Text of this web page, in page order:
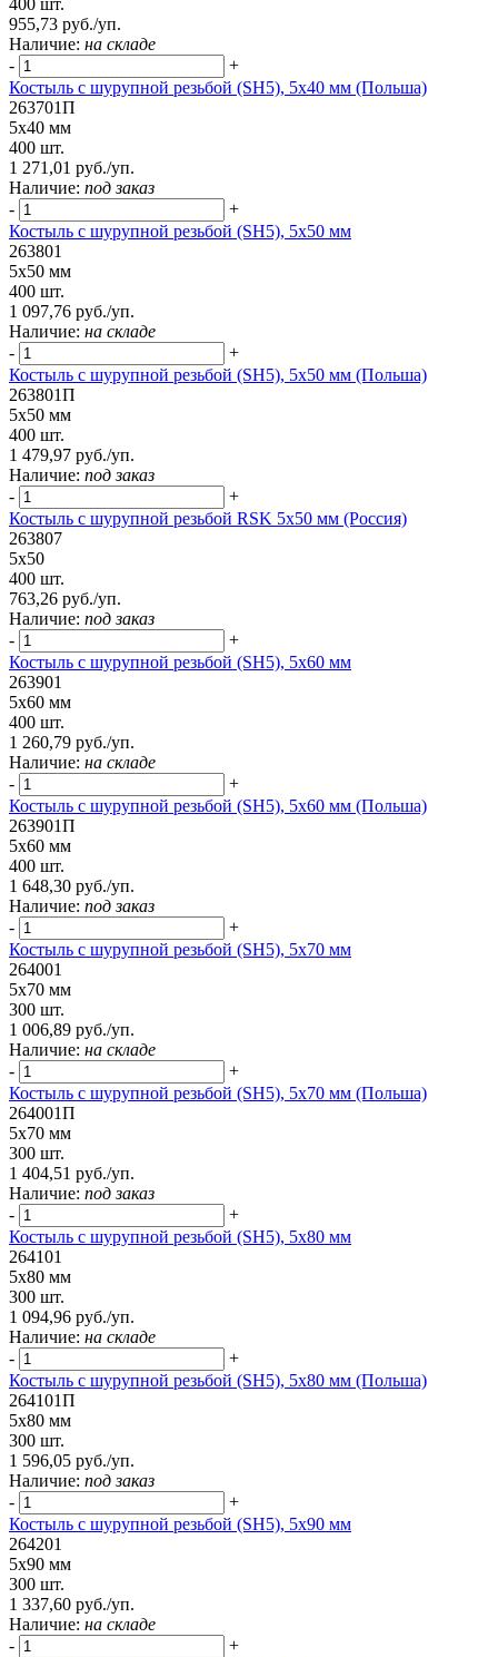
400 шт.
955,73 руб./уп.
Наличие: на складе
-
+
Костыль с шурупной резьбой (SH5), 5х40 мм (Польша)
263701П
5х40 мм
400 шт.
1 271,01 руб./уп.
Наличие: под заказ
-
+
Костыль с шурупной резьбой (SH5), 5х50 мм
263801
5х50 мм
400 шт.
1 097,76 руб./уп.
Наличие: на складе
-
+
Костыль с шурупной резьбой (SH5), 5х50 мм (Польша)
263801П
5х50 мм
400 шт.
1 479,97 руб./уп.
Наличие: под заказ
-
+
Костыль с шурупной резьбой RSK 5х50 мм (Россия)
263807
5х50
400 шт.
763,26 руб./уп.
Наличие: под заказ
-
+
Костыль с шурупной резьбой (SH5), 5х60 мм
263901
5х60 мм
400 шт.
1 260,79 руб./уп.
Наличие: на складе
-
+
Костыль с шурупной резьбой (SH5), 5х60 мм (Польша)
263901П
5х60 мм
400 шт.
1 648,30 руб./уп.
Наличие: под заказ
-
+
Костыль с шурупной резьбой (SH5), 5х70 мм
264001
5х70 мм
300 шт.
1 006,89 руб./уп.
Наличие: на складе
-
+
Костыль с шурупной резьбой (SH5), 5х70 мм (Польша)
264001П
5х70 мм
300 шт.
1 404,51 руб./уп.
Наличие: под заказ
-
+
Костыль с шурупной резьбой (SH5), 5х80 мм
264101
5х80 мм
300 шт.
1 094,96 руб./уп.
Наличие: на складе
-
+
Костыль с шурупной резьбой (SH5), 5х80 мм (Польша)
264101П
5х80 мм
300 шт.
1 596,05 руб./уп.
Наличие: под заказ
-
+
Костыль с шурупной резьбой (SH5), 5х90 мм
264201
5х90 мм
300 шт.
1 337,60 руб./уп.
Наличие: на складе
-
+